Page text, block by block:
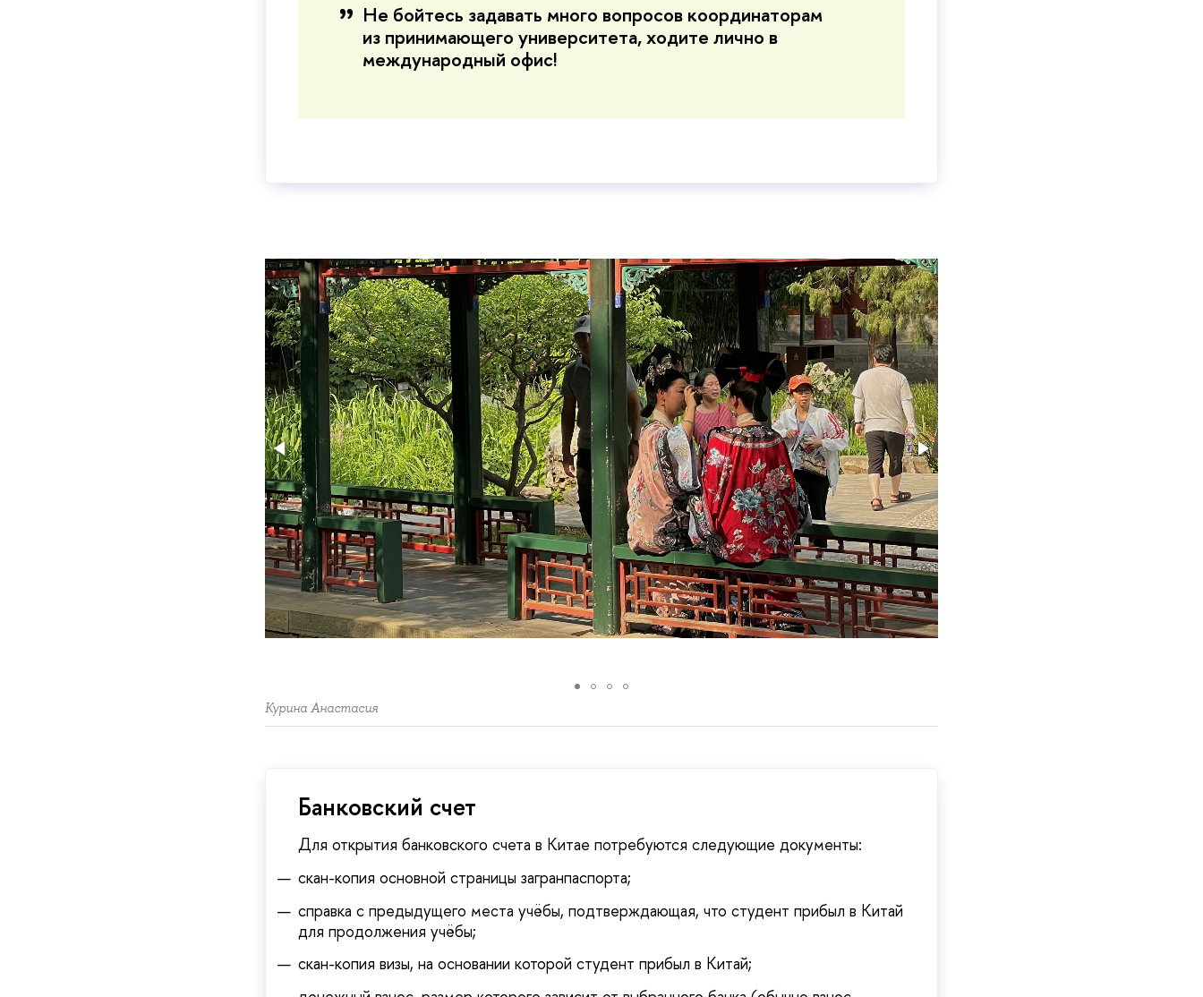
Не бойтесь задавать много вопросов координаторам
из принимающего университета, ходите лично в
международный офис!
Курина Анастасия
Банковский счет
Для открытия банковского счета в Китае потребуются следующие документы:
скан-копия основной страницы загранпаспорта;
справка с предыдущего места учёбы, подтверждающая, что студент прибыл в Китай
для продолжения учёбы;
скан-копия визы, на основании которой студент прибыл в Китай;